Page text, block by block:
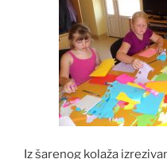
Iz šarenog kolaža